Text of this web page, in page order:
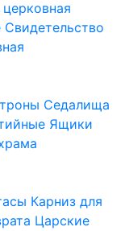
Свидетельство
Седалища
Ящики
Карниз для
Царские